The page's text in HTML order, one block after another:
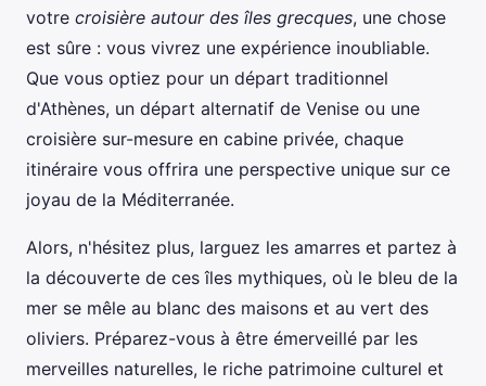
votre croisière autour des îles grecques, une chose
est sûre : vous vivrez une expérience inoubliable.
Que vous optiez pour un départ traditionnel
d'Athènes, un départ alternatif de Venise ou une
croisière sur-mesure en cabine privée, chaque
itinéraire vous offrira une perspective unique sur ce
joyau de la Méditerranée.
Alors, n'hésitez plus, larguez les amarres et partez à
la découverte de ces îles mythiques, où le bleu de la
mer se mêle au blanc des maisons et au vert des
oliviers. Préparez-vous à être émerveillé par les
merveilles naturelles, le riche patrimoine culturel et